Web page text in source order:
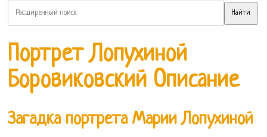
Портрет Лопухиной
Боровиковский Описание
Загадка портрета Марии Лопухиной